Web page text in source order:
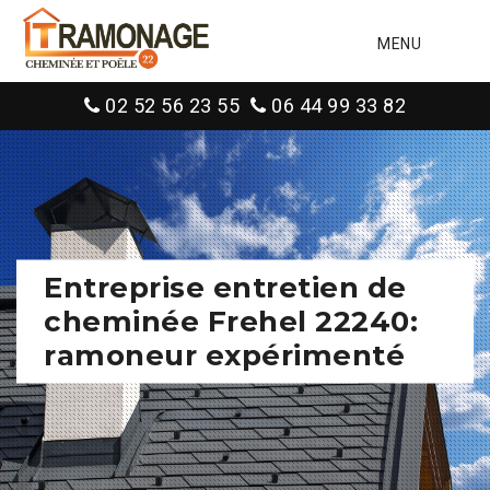
MENU
02 52 56 23 55 06 44 99 33 82
Entreprise entretien de
cheminée Frehel 22240:
ramoneur expérimenté